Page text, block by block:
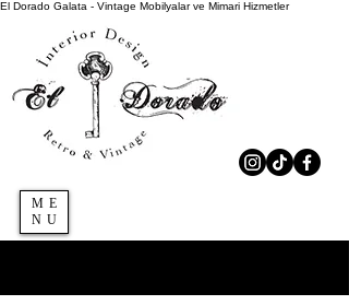
El Dorado Galata - Vintage Mobilyalar ve Mimari Hizmetler
ME
NU